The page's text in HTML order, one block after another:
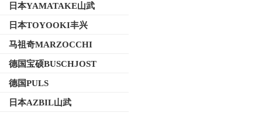
日本YAMATAKE山武
日本TOYOOKI丰兴
马祖奇MARZOCCHI
德国宝硕BUSCHJOST
德国PULS
日本AZBIL山武